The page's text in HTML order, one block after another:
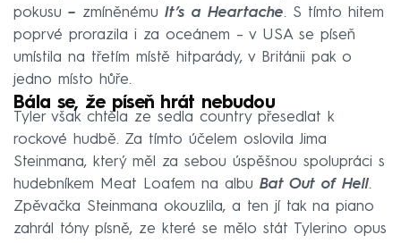
pokusu – zmíněnému It’s a Heartache. S tímto hitem
poprvé prorazila i za oceánem – v USA se píseň
umístila na třetím místě hitparády, v Británii pak o
jedno místo hůře.
Bála se, že píseň hrát nebudou
Tyler však chtěla ze sedla country přesedlat k
rockové hudbě. Za tímto účelem oslovila Jima
Steinmana, který měl za sebou úspěšnou spolupráci s
hudebníkem Meat Loafem na albu Bat Out of Hell.
Zpěvačka Steinmana okouzlila, a ten jí tak na piano
zahrál tóny písně, ze které se mělo stát Tylerino opus